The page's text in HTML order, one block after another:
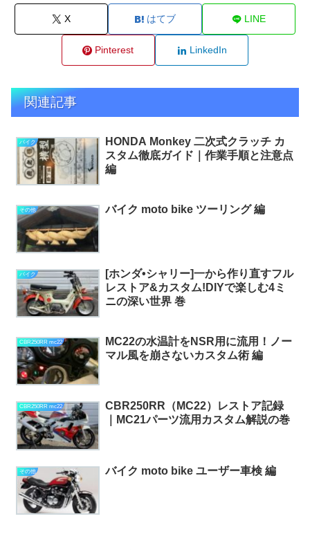
X はてブ LINE
Pinterest LinkedIn
関連記事
バイク
HONDA Monkey 二次式クラッチ カ
スタム徹底ガイド｜作業手順と注意点
編
その他 バイク moto bike ツーリング 編
バイク
[ホンダ•シャリー]一から作り直すフル
レストア&カスタム!DIYで楽しむ4ミ
ニの深い世界 巻
CBR250RR mc22
MC22の水温計をNSR用に流用！ノー
マル風を崩さないカスタム術 編
CBR250RR mc22
CBR250RR（MC22）レストア記録
｜MC21パーツ流用カスタム解説の巻
その他 バイク moto bike ユーザー車検 編